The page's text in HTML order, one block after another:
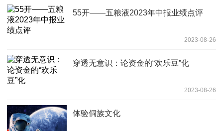
55开——五粮液2023年中报业绩点评
2023-08-26
穿透无意识：论资金的“欢乐豆”化
2023-08-26
体验侗族文化